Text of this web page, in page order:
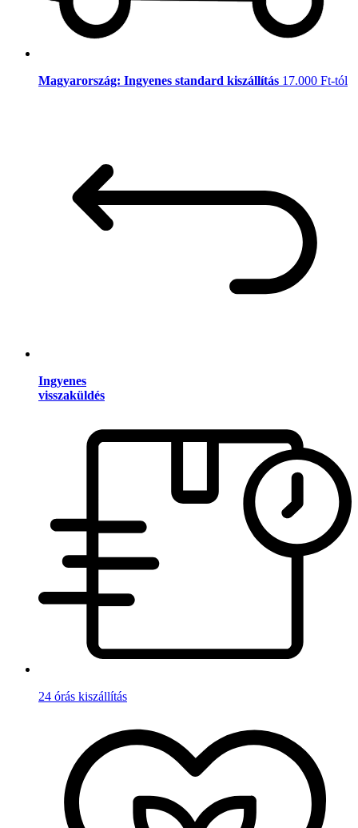
Magyarország: Ingyenes standard kiszállítás 17.000 Ft-tól
Ingyenes
visszaküldés
24 órás kiszállítás